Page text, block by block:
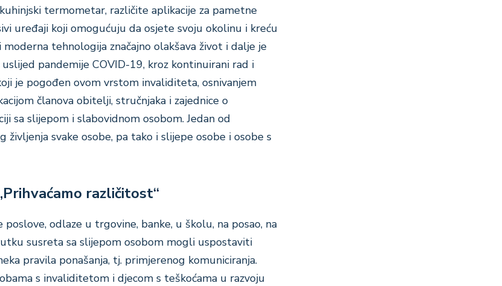
termometar, različite aplikacije za pametne
uređaji koji omogućuju da osjete svoju okolinu i kreću
tehnologija značajno olakšava život i dalje je
pandemije COVID-19, kroz kontinuirani rad i
je pogođen ovom vrstom invaliditeta, osnivanjem
članova obitelji, stručnjaka i zajednice o
sa slijepom i slabovidnom osobom. Jedan od
življenja svake osobe, pa tako i slijepe osobe i osobe s
različitost“
odlaze u trgovine, banke, u školu, na posao, na
susreta sa slijepom osobom mogli uspostaviti
pravila ponašanja, tj. primjerenog komuniciranja.
s invaliditetom i djecom s teškoćama u razvoju